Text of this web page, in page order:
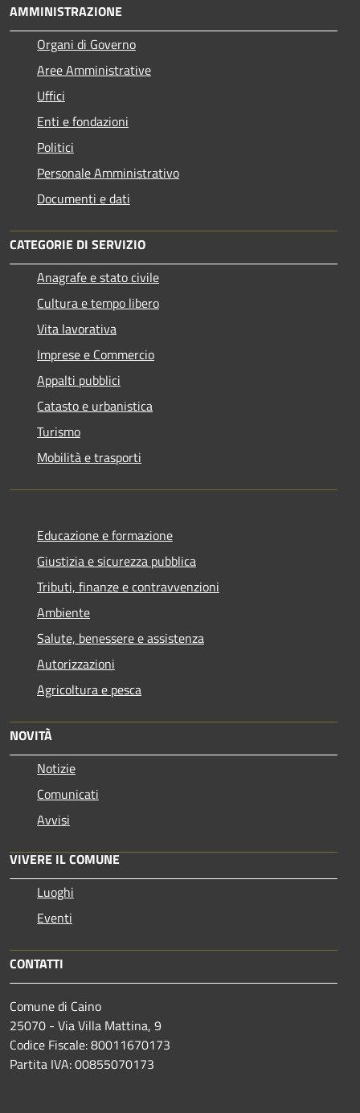
AMMINISTRAZIONE
Organi di Governo
Aree Amministrative
Uffici
Enti e fondazioni
Politici
Personale Amministrativo
Documenti e dati
CATEGORIE DI SERVIZIO
Anagrafe e stato civile
Cultura e tempo libero
Vita lavorativa
Imprese e Commercio
Appalti pubblici
Catasto e urbanistica
Turismo
Mobilità e trasporti
Educazione e formazione
Giustizia e sicurezza pubblica
Tributi, finanze e contravvenzioni
Ambiente
Salute, benessere e assistenza
Autorizzazioni
Agricoltura e pesca
NOVITÀ
Notizie
Comunicati
Avvisi
VIVERE IL COMUNE
Luoghi
Eventi
CONTATTI
Comune di Caino
25070 - Via Villa Mattina, 9
Codice Fiscale: 80011670173
Partita IVA: 00855070173